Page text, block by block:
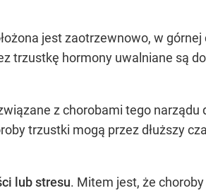
jest zaotrzewnowo, w
trzustkę hormony uwalniane są
z chorobami tego
trzustki mogą przez dłuższy
lub stresu. Mitem jest, że